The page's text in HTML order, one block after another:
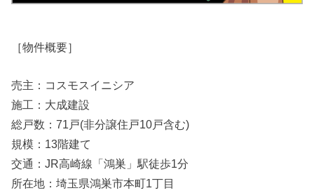
［物件概要］
売主：コスモスイニシア
施工：大成建設
総戸数：71戸(非分譲住戸10戸含む)
規模：13階建て
交通：JR高崎線「鴻巣」駅徒歩1分
所在地：埼玉県鴻巣市本町1丁目